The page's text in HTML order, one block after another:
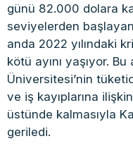
günü 82.000 dolara
seviyelerden
anda 2022 yılındaki
kötü ayını yaşıyor.
Üniversitesi’nin
ve iş kayıplarına
üstünde kalmasıyla
geriledi.